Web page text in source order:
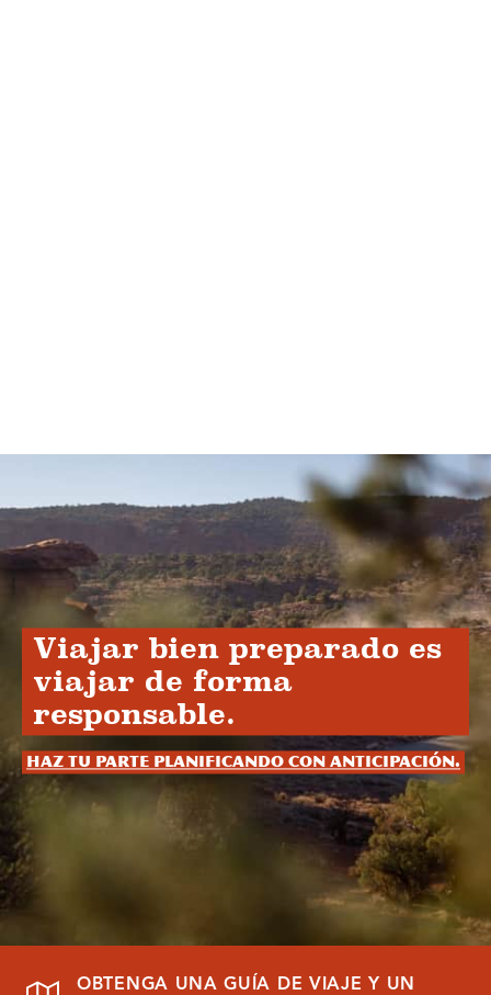
Viajar bien preparado es
viajar de forma
responsable.
Haz tu parte planificando con anticipación.
OBTENGA UNA GUÍA DE VIAJE Y UN